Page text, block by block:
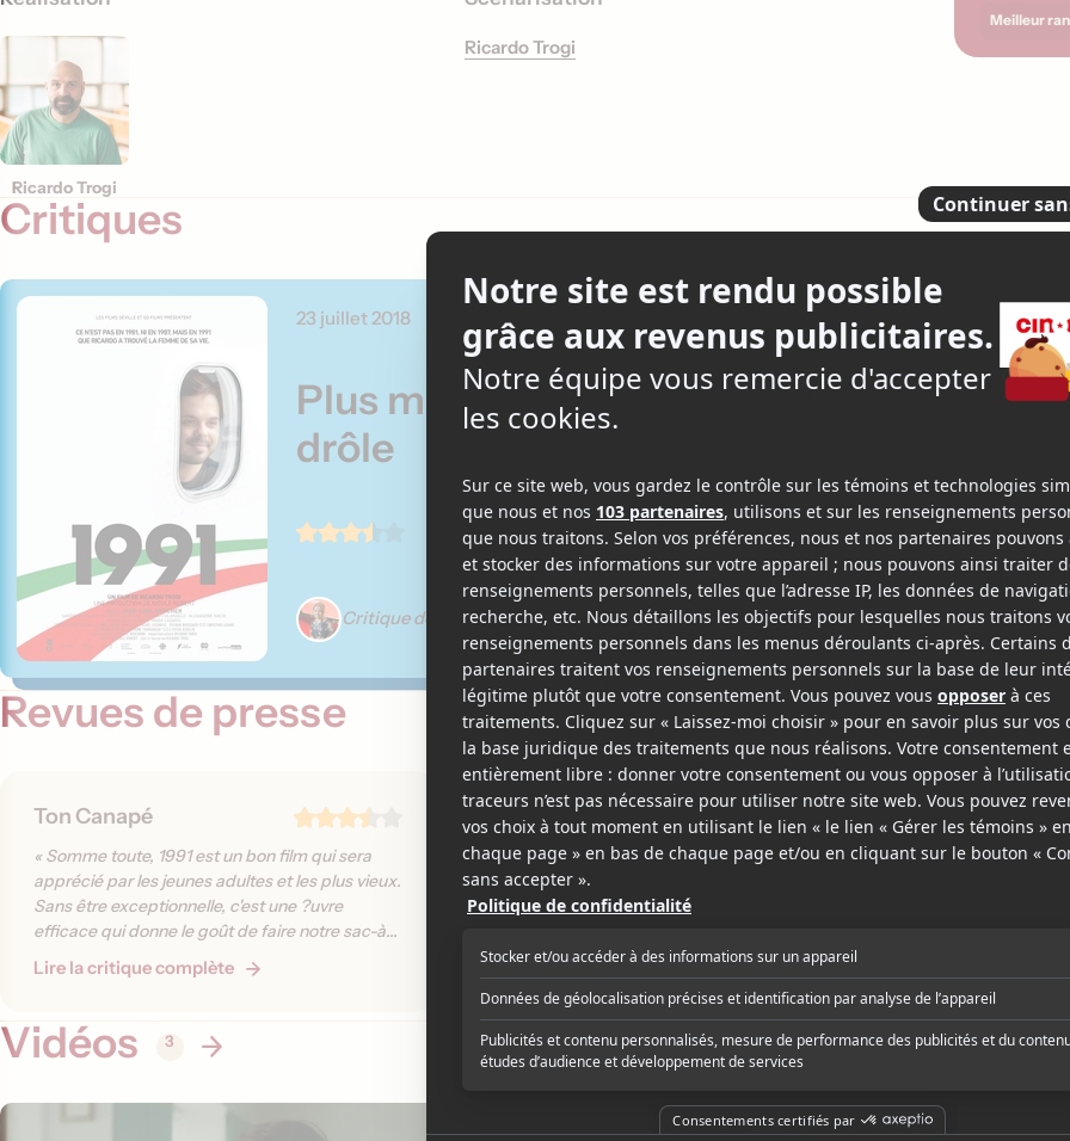
Ricardo Trogi
Ricardo Trogi
Meilleur
Critiques
23 juillet 2018
Plus mature, mais pas moins
drôle
Critique de Élizabeth Lepage-Boily
16
Revues de presse
Ton Canapé
« Somme toute, 1991 est un bon film qui sera
apprécié par les jeunes adultes et les plus vieux.
Sans être exceptionnelle, c'est une ?uvre
efficace qui donne le goût de faire notre sac-à-
dos puis de s'acheter le billet d'avion le moins
cher pour l'Europe. »
Lire la critique complète
Séquences
« Le noir et blanc, signalé à certains moments,
référence à Fellini, n'est pas gratuit, mais un peu
traité à la légère. Comme une image qu'on
de trace. »
Lire la critique complète
Films du Québec
« Elles ne sont pas
italiennes du
mais il faut bien
formatée et
l'impression de déjà
qu'assez rarement
Vidéos 3